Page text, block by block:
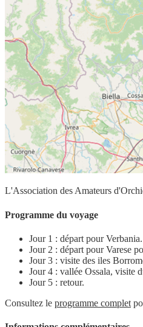
L'Association des Amateurs
Programme du voyage
Jour 1 : départ pour Verbania.
Jour 2 : départ pour Varese
Jour 3 : visite des iles
Jour 4 : vallée Ossala, visite
Jour 5 : retour.
Consultez le programme complet